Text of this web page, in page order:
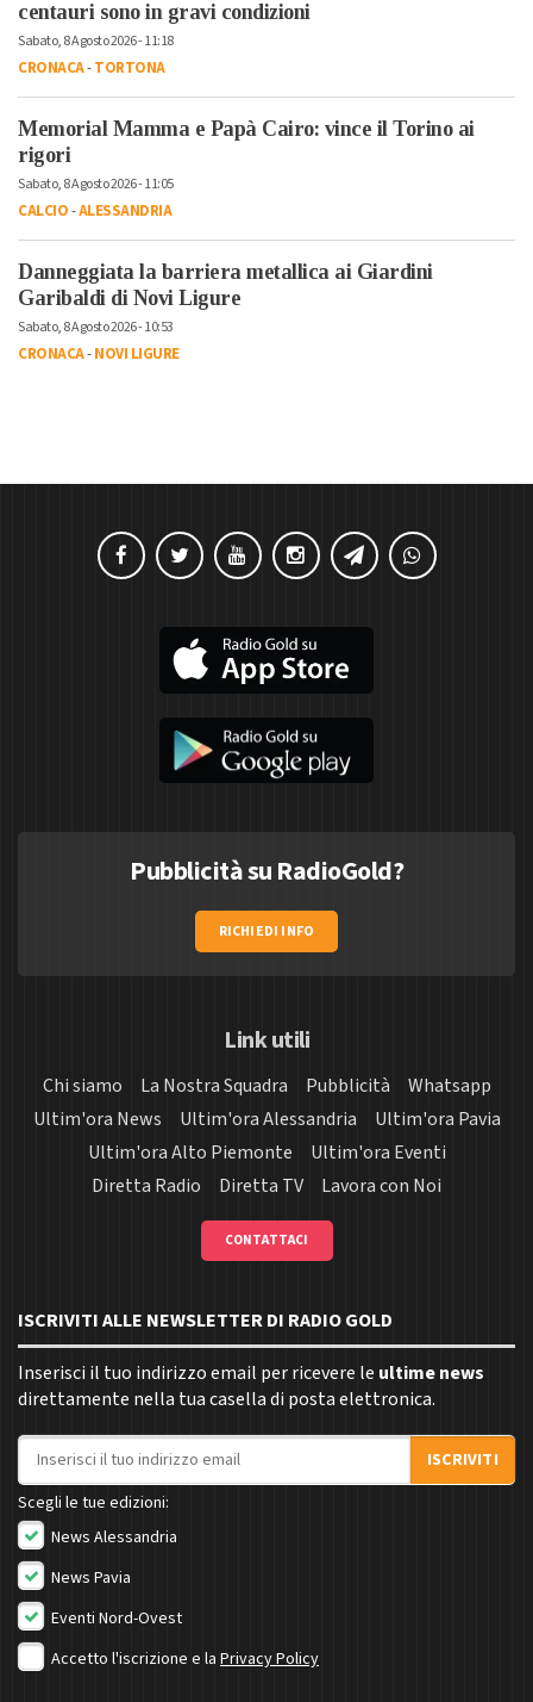
centauri sono in gravi condizioni
Sabato, 8 Agosto 2026 - 11:18
CRONACA-TORTONA
Memorial Mamma e Papà Cairo: vince il Torino ai
rigori
Sabato, 8 Agosto 2026 - 11:05
CALCIO-ALESSANDRIA
Danneggiata la barriera metallica ai Giardini
Garibaldi di Novi Ligure
Sabato, 8 Agosto 2026 - 10:53
CRONACA-NOVI LIGURE
Pubblicità su RadioGold?
RICHIEDI INFO
Link utili
Chi siamo La Nostra Squadra Pubblicità
Whatsapp
Ultim'ora News
Ultim'ora Alessandria
Ultim'ora Pavia
Ultim'ora Alto Piemonte
Ultim'ora Eventi
Diretta Radio
Diretta TV Lavora con Noi
CONTATTACI
ISCRIVITI ALLE NEWSLETTER DI RADIO GOLD
Inserisci il tuo indirizzo email per ricevere le ultime news
direttamente nella tua casella di posta elettronica.
Indirizzo email
ISCRIVITI
Scegli le tue edizioni:
News Alessandria
News Pavia
Eventi Nord-Ovest
Accetto l'iscrizione e la Privacy Policy